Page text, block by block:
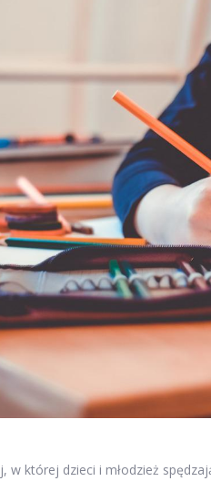
w której dzieci i młodzież